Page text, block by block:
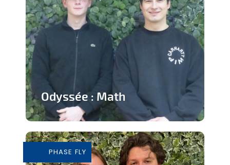
Odyssée : Math
apprendre les mathématiques
En savoir plus
PHASE FLY